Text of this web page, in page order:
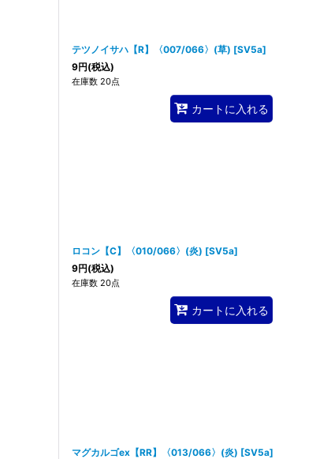
テツノイサハ【R】〈007/066〉(草) [SV5a]
9円(税込)
在庫数 20点
カートに入れる
ロコン【C】〈010/066〉(炎) [SV5a]
9円(税込)
在庫数 20点
カートに入れる
マグカルゴex【RR】〈013/066〉(炎) [SV5a]